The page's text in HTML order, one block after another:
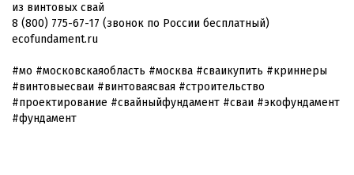
из винтовых свай
8 (800) 775-67-17 (звонок по России бесплатный)
ecofundament.ru
#мо #московскаяобласть #москва #сваикупить #криннеры
#винтовыесваи #винтоваясвая #строительство
#проектирование #свайныйфундамент #сваи #экофундамент
#фундамент